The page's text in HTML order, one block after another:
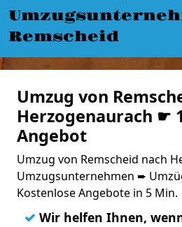
Remscheid
Umzug von
Herzogenaurach ☛
Angebot
Umzug von Remscheid nach
Umzugsunternehmen ➨
Kostenlose Angebote in 5 Min.
✓ Wir helfen Ihnen,